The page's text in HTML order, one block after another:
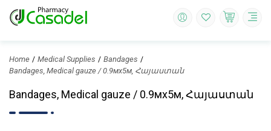
Home Medical Supplies
Bandages
Bandages, Medical gauze / 0.9мx5м, Հայաստան
Bandages, Medical gauze / 0.9мx5м, Հայաստան